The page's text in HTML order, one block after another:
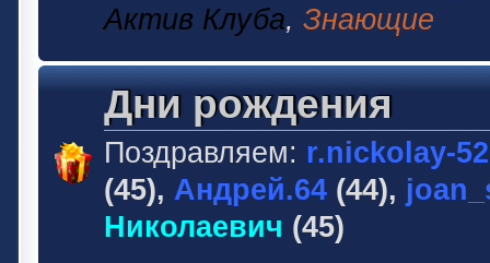
Актив Клуба, Знающие
Дни рождения
Поздравляем: r.nickolay-
(45), Андрей.64 (44),
Николаевич (45)